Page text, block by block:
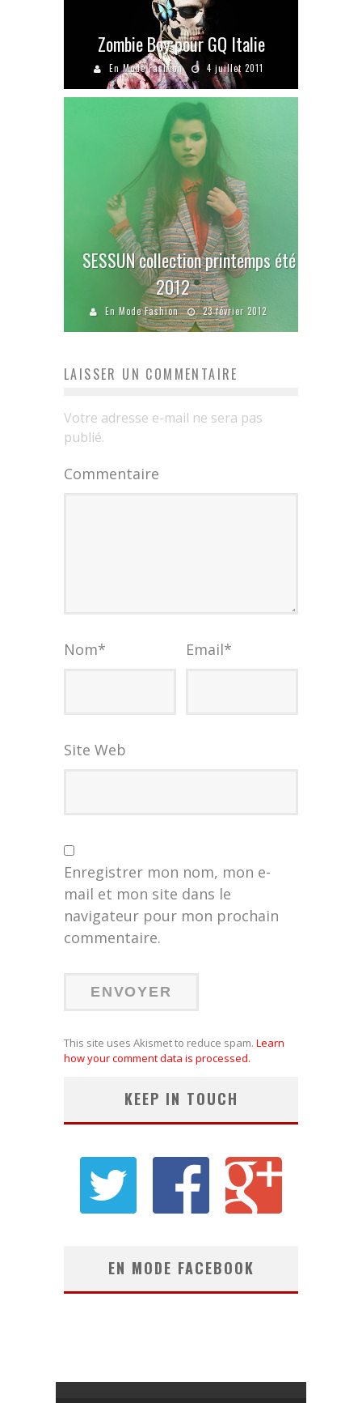
Zombie Boy pour GQ Italie
En Mode Fashion 4 juillet 2011
SESSUN collection printemps été
2012
En Mode Fashion 23 février 2012
LAISSER UN COMMENTAIRE
Votre adresse e-mail ne sera pas
publié.
Commentaire
Nom* Email*
Site Web
Enregistrer mon nom, mon e-
mail et mon site dans le
navigateur pour mon prochain
commentaire.
This site uses Akismet to reduce spam. Learn
how your comment data is processed.
KEEP IN TOUCH
EN MODE FACEBOOK